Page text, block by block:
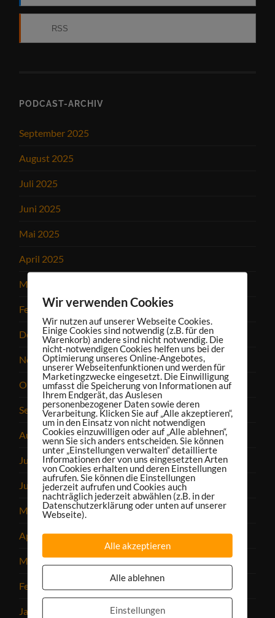
RSS
PODCAST-ARCHIV
September 2025
August 2025
Juli 2025
Juni 2025
Mai 2025
April 2025
März 2025
Februar 2025
Dezember 2024
November 2024
Oktober 2024
September 2024
August 2024
Juli 2024
Juni 2024
Mai 2024
April 2024
März 2024
Februar 2024
Januar 2024
Wir verwenden Cookies
Wir nutzen auf unserer Webseite Cookies.
Einige Cookies sind notwendig (z.B. für den
Warenkorb) andere sind nicht notwendig. Die
nicht-notwendigen Cookies helfen uns bei der
Optimierung unseres Online-Angebotes,
unserer Webseitenfunktionen und werden für
Marketingzwecke eingesetzt. Die Einwilligung
umfasst die Speicherung von Informationen auf
Ihrem Endgerät, das Auslesen
personenbezogener Daten sowie deren
Verarbeitung. Klicken Sie auf „Alle akzeptieren“,
um in den Einsatz von nicht notwendigen
Cookies einzuwilligen oder auf „Alle ablehnen“,
wenn Sie sich anders entscheiden. Sie können
unter „Einstellungen verwalten“ detaillierte
Informationen der von uns eingesetzten Arten
von Cookies erhalten und deren Einstellungen
aufrufen. Sie können die Einstellungen
jederzeit aufrufen und Cookies auch
nachträglich jederzeit abwählen (z.B. in der
Datenschutzerklärung oder unten auf unserer
Webseite).
Alle akzeptieren
Alle ablehnen
Einstellungen